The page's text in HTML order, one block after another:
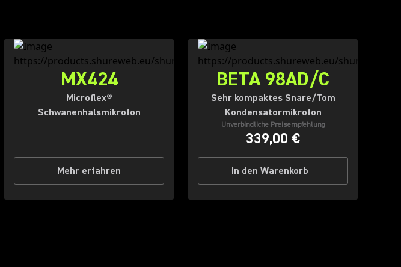
MX424
Microflex®
Schwanenhalsmikrofon
Mehr erfahren
BETA 98AD/C
Sehr kompaktes Snare/Tom
Kondensatormikrofon
Unverbindliche Preisempfehlung
339,00 €
In den Warenkorb